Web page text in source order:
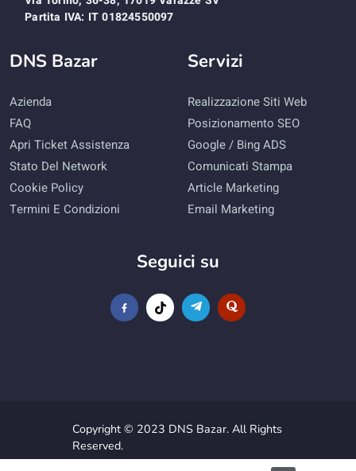
Partita IVA: IT 01824550097
DNS Bazar
Azienda
FAQ
Apri Ticket Assistenza
Stato Del Network
Cookie Policy
Termini E Condizioni
Servizi
Realizzazione Siti Web
Posizionamento SEO
Google / Bing ADS
Comunicati Stampa
Article Marketing
Email Marketing
Seguici su
Copyright © 2023 DNS Bazar. All Rights
Reserved.